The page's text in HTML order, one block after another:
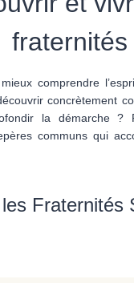
fraternités
comprendre
concrètement
la démarche ?
communs qui
Fraternités